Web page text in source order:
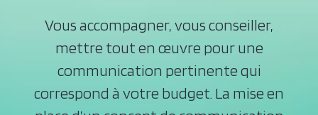
Vous accompagner, vous conseiller,
mettre tout en œuvre pour une
communication pertinente qui
correspond à votre budget. La mise en